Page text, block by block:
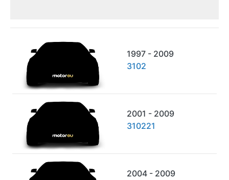
1997 - 2009
3102
2001 - 2009
310221
2004 - 2009